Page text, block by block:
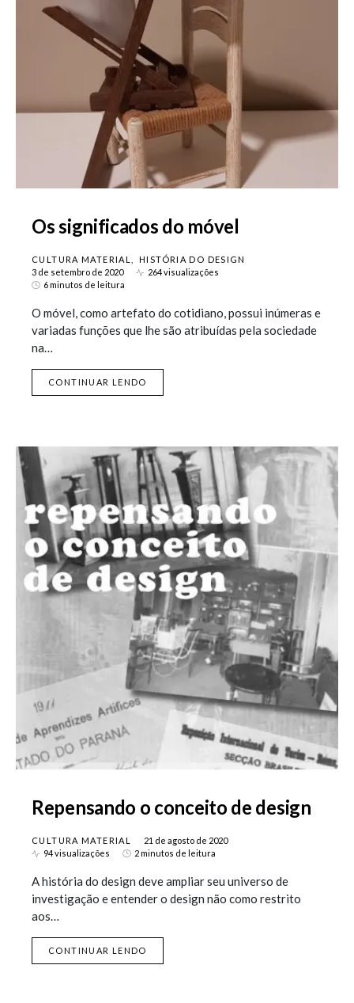
Os significados do móvel
CULTURA MATERIAL
HISTÓRIA DO DESIGN
3 de setembro de 2020
264 visualizações
6 minutos de leitura
O móvel, como artefato do cotidiano, possui inúmeras e
variadas funções que lhe são atribuídas pela sociedade
na…
CONTINUAR LENDO
Repensando o conceito de design
CULTURA MATERIAL
21 de agosto de 2020
94 visualizações
2 minutos de leitura
A história do design deve ampliar seu universo de
investigação e entender o design não como restrito
aos…
CONTINUAR LENDO